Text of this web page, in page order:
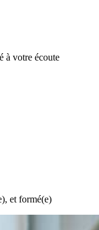
à votre écoute
et formé(e)